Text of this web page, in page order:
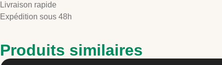
Livraison rapide
Expédition sous 48h
Produits similaires